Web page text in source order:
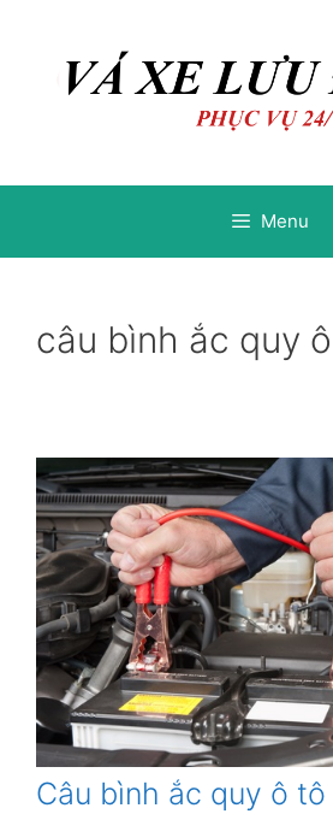
Menu
câu bình ắc quy
Câu bình ắc quy ô